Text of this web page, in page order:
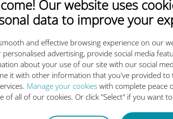
Our website uses
data to improve your
and effective browsing experience on our
personalised advertising, provide social media
about your use of our site with our social
it with other information that you've provided
Manage your cookies with complete peace
of all of our cookies. Or click "Select" if you want
Wir decken all Ihre
ist die internationale